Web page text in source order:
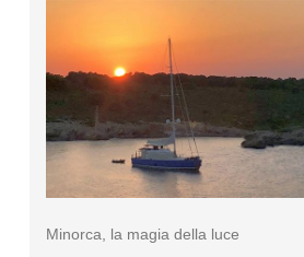
Minorca, la magia della luce